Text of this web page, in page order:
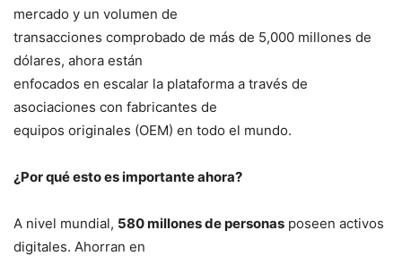
mercado y un volumen de
transacciones comprobado de más de 5,000 millones de
dólares, ahora están
enfocados en escalar la plataforma a través de
asociaciones con fabricantes de
equipos originales (OEM) en todo el mundo.
¿Por qué esto es importante ahora?
A nivel mundial, 580 millones de personas poseen activos
digitales. Ahorran en